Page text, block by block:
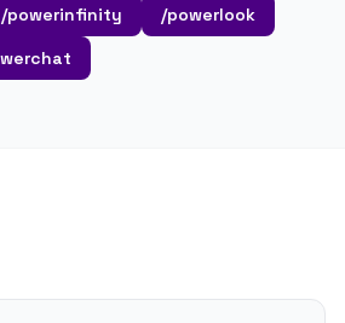
/powerinfinity
/powerlook